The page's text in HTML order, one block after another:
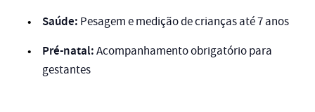
Saúde: Pesagem e medição de crianças até 7 anos
Pré-natal:Acompanhamento obrigatório para
gestantes